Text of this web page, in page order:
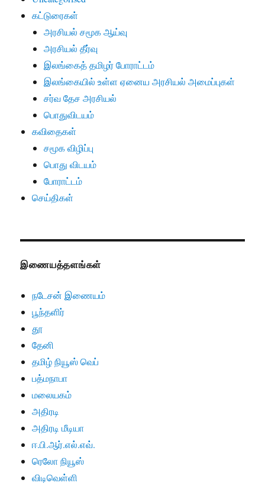
கட்டுரைகள்
அரசியல் சமூக ஆய்வு
அரசியல் தீர்வு
இலங்கைத் தமிழர் போராட்டம்
இலங்கையில் உள்ள ஏனைய அரசியல் அமைப்புகள்
சர்வ தேச அரசியல்
பொதுவிடயம்
கவிதைகள்
சமூக விழிப்பு
பொது விடயம்
போராட்டம்
செய்திகள்
இணையத்தளங்கள்
நடேசன் இணையம்
பூந்தளிர்
தூ
தேனி
தமிழ் நியூஸ் வெப்
பத்மநாபா
மலையகம்
அதிரடி
அதிரடி மீடியா
ஈ.பி.ஆர்.எல்.எவ்.
ரெலோ நியூஸ்
விடிவெள்ளி